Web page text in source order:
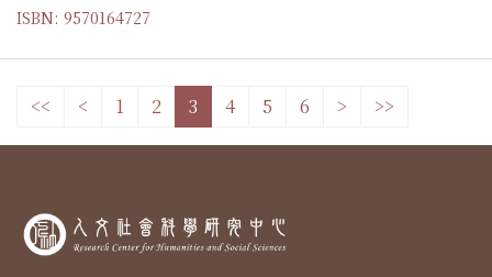
ISBN: 9570164727
<< < 1 2 3 4 5 6 > >>